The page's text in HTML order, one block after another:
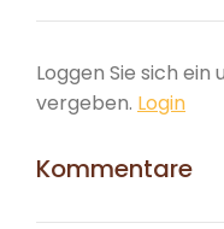
Loggen Sie sich
vergeben. Login
Kommentare